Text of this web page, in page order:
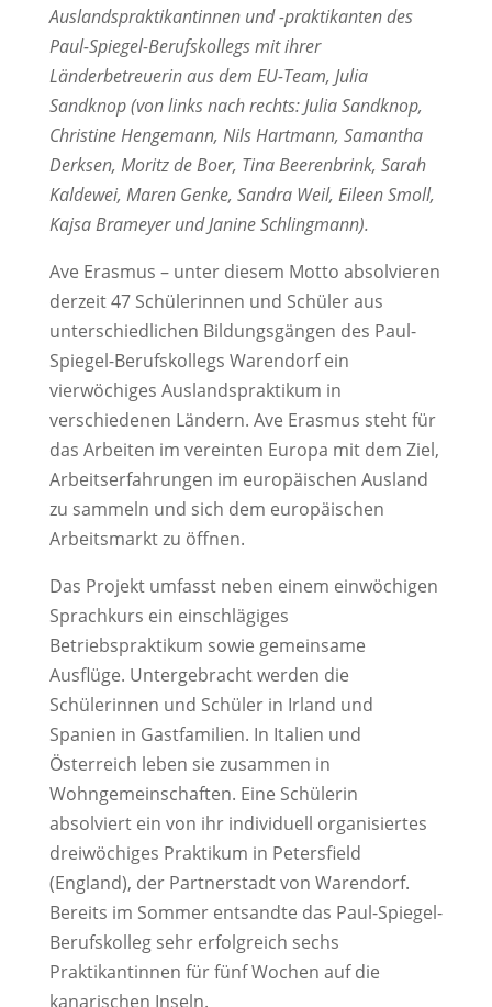
Auslandspraktikantinnen und -praktikanten des
Paul-Spiegel-Berufskollegs mit ihrer
Länderbetreuerin aus dem EU-Team, Julia
Sandknop (von links nach rechts: Julia Sandknop,
Christine Hengemann, Nils Hartmann, Samantha
Derksen, Moritz de Boer, Tina Beerenbrink, Sarah
Kaldewei, Maren Genke, Sandra Weil, Eileen Smoll,
Kajsa Brameyer und Janine Schlingmann).
Ave Erasmus – unter diesem Motto absolvieren
derzeit 47 Schülerinnen und Schüler aus
unterschiedlichen Bildungsgängen des Paul-
Spiegel-Berufskollegs Warendorf ein
vierwöchiges Auslandspraktikum in
verschiedenen Ländern. Ave Erasmus steht für
das Arbeiten im vereinten Europa mit dem Ziel,
Arbeitserfahrungen im europäischen Ausland
zu sammeln und sich dem europäischen
Arbeitsmarkt zu öffnen.
Das Projekt umfasst neben einem einwöchigen
Sprachkurs ein einschlägiges
Betriebspraktikum sowie gemeinsame
Ausflüge. Untergebracht werden die
Schülerinnen und Schüler in Irland und
Spanien in Gastfamilien. In Italien und
Österreich leben sie zusammen in
Wohngemeinschaften. Eine Schülerin
absolviert ein von ihr individuell organisiertes
dreiwöchiges Praktikum in Petersfield
(England), der Partnerstadt von Warendorf.
Bereits im Sommer entsandte das Paul-Spiegel-
Berufskolleg sehr erfolgreich sechs
Praktikantinnen für fünf Wochen auf die
kanarischen Inseln.